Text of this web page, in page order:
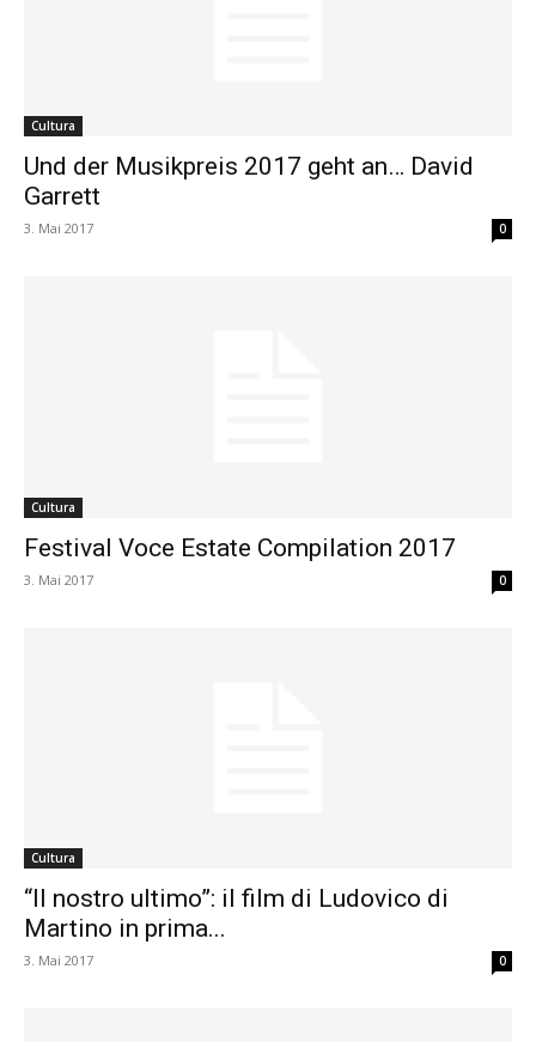
Cultura
Und der Musikpreis 2017 geht an… David
Garrett
3. Mai 2017 0
Cultura
Festival Voce Estate Compilation 2017
3. Mai 2017 0
Cultura
“Il nostro ultimo”: il film di Ludovico di
Martino in prima...
3. Mai 2017 0